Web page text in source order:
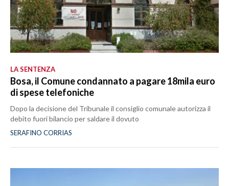
LA SENTENZA
Bosa, il Comune condannato a pagare 18mila euro
di spese telefoniche
Dopo la decisione del Tribunale il consiglio comunale autorizza il
debito fuori bilancio per saldare il dovuto
SERAFINO CORRIAS